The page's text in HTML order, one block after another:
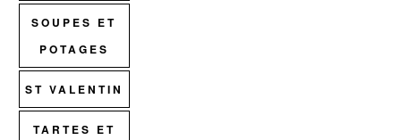
SOUPES ET
POTAGES
ST VALENTIN
TARTES ET